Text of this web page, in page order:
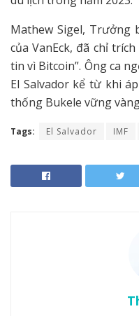
Mathew Sigel, Trưởng
của VanEck, đã chỉ
tin vì Bitcoin”. Ông ca
El Salvador kể từ khi
thống Bukele vững
Tags: El Salvador IMF